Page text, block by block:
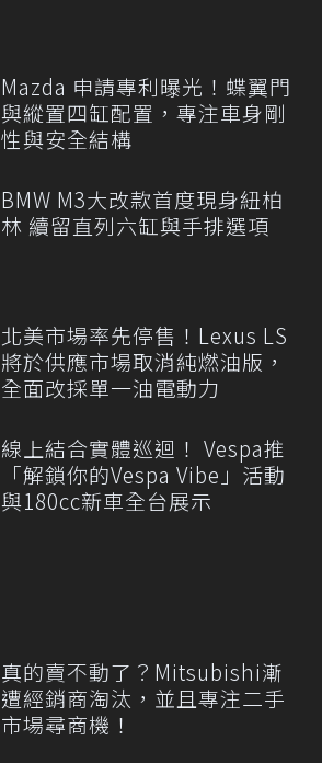
Mazda 申請專利曝光！蝶翼門
與縱置四缸配置，專注車身剛
性與安全結構
BMW M3大改款首度現身紐柏
林 續留直列六缸與手排選項
北美市場率先停售！Lexus LS
將於供應市場取消純燃油版，
全面改採單一油電動力
線上結合實體巡迴！ Vespa推
「解鎖你的Vespa Vibe」活動
與180cc新車全台展示
真的賣不動了？Mitsubishi漸
遭經銷商淘汰，並且專注二手
市場尋商機！